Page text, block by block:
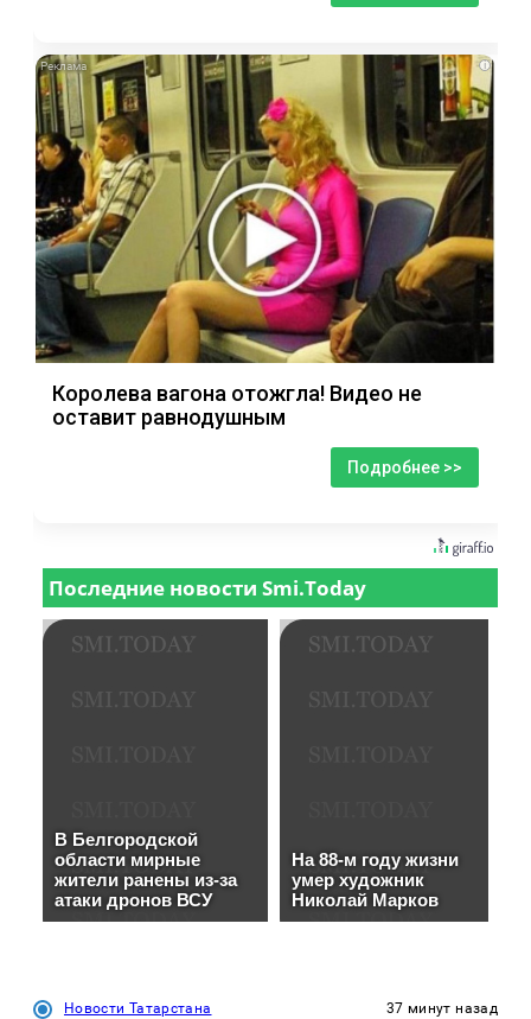
i
Королева вагона отожгла! Видео не
оставит равнодушным
Подробнее >>
Новости Татарстана 37 минут назад